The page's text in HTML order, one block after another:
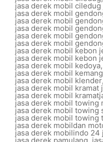
jasa derek mobil ciledug
jasa derek mobil
jasa derek mobil
jasa derek mobil
jasa derek mobil
jasa derek mobil
jasa derek mobil kebon
jasa derek mobil kebon
jasa derek mobil kedoya,
jasa derek mobil
jasa derek mobil klender,
jasa derek mobil kramat
jasa derek mobil
jasa derek mobil towing
jasa derek mobil towing
jasa derek mobil towing
jasa derek mobildan
jasa derek mobilindo 24